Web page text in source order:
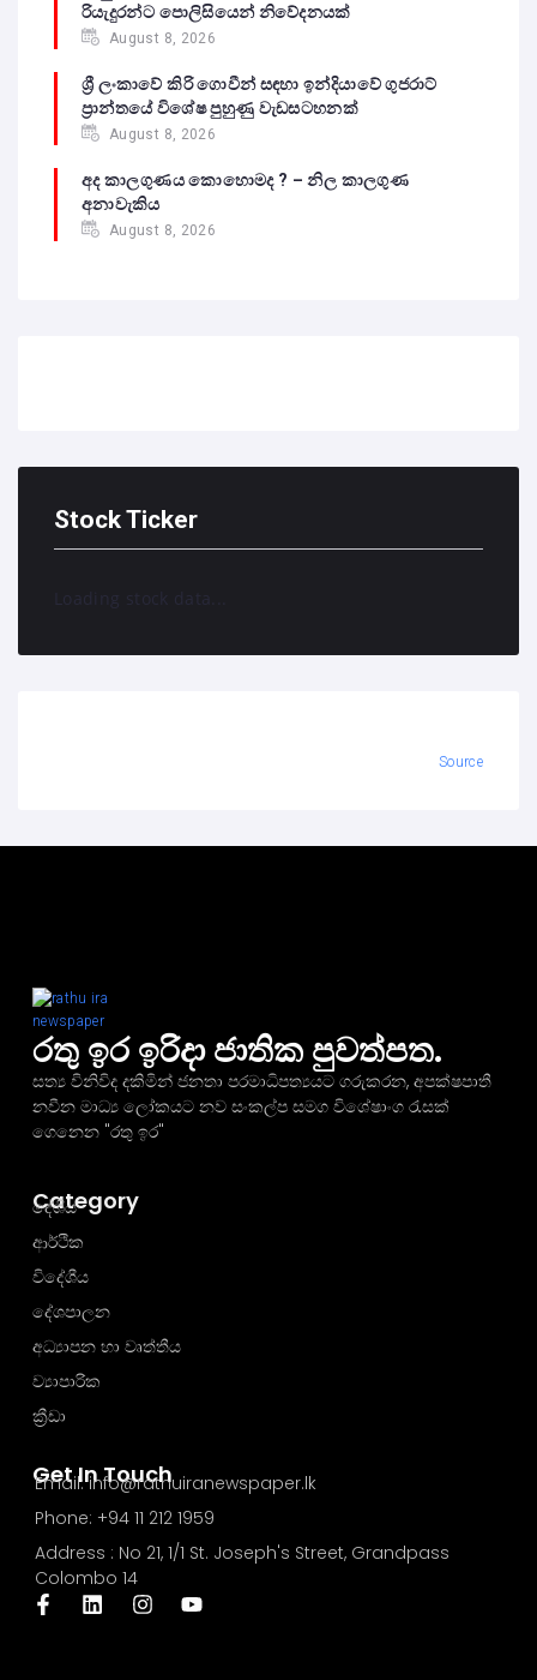
රියැදුරන්ට පොලිසියෙන් නිවේදනයක්
August 8, 2026
ශ්‍රී ලංකාවේ කිරි ගොවීන් සඳහා ඉන්දියාවේ ගුජරාට්
ප්‍රාන්තයේ විශේෂ පුහුණු වැඩසටහනක්
August 8, 2026
අද කාලගුණය කොහොමද ? – නිල කාලගුණ
අනාවැකිය
August 8, 2026
Stock Ticker
Loading stock data...
Source
රතු ඉර ඉරිදා ජාතික පුවත්පත.
සත්‍ය විනිවිද දකිමින් ජනතා පරමාධිපත්‍යයට ගරුකරන, අපක්ෂපාතී
නවීන මාධ්‍ය ලෝකයට නව සංකල්ප සමග විශේෂාංග රැසක්
ගෙනෙන "රතු ඉර"
Get In Touch
Email: info@rathuiranewspaper.lk
Phone: +94 11 212 1959
Address : No 21, 1/1 St. Joseph's Street, Grandpass
Colombo 14
Category
දේශීය
ආර්ථික
විදේශීය
දේශපාලන
අධ්‍යාපන හා වෘත්තීය
ව්‍යාපාරික
ක්‍රීඩා